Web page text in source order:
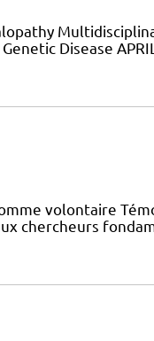
Disease
volontaire
chercheurs